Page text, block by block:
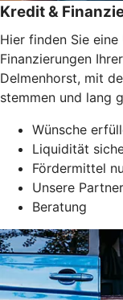
Kredit &
Hier finden Sie
Finanzierungen
Delmenhorst, mit
stemmen und lang
Wünsche
Liquidität
Fördermittel
Unsere Partner
Beratung